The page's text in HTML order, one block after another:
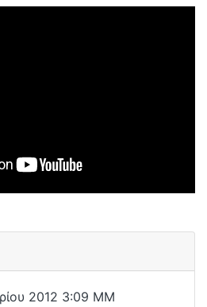
2012 3:09 ΜΜ